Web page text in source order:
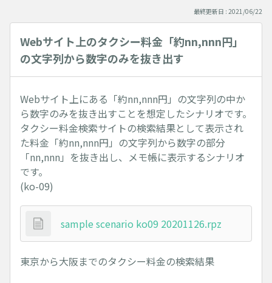
最終更新日 : 2021/06/22
Webサイト上のタクシー料金「約nn,nnn円」
の文字列から数字のみを抜き出す
Webサイト上にある「約nn,nnn円」の文字列の中か
ら数字のみを抜き出すことを想定したシナリオです。
タクシー料金検索サイトの検索結果として表示され
た料金「約nn,nnn円」の文字列から数字の部分
「nn,nnn」を抜き出し、メモ帳に表示するシナリオ
です。
(ko-09)
sample scenario ko09 20201126.rpz
東京から大阪までのタクシー料金の検索結果